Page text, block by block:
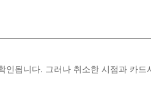
됩니다. 그러나 취소한 시점과 카